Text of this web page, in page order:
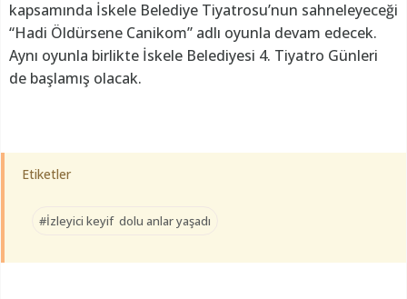
kapsamında İskele Belediye Tiyatrosu’nun sahneleyeceği
“Hadi Öldürsene Canikom” adlı oyunla devam edecek.
Aynı oyunla birlikte İskele Belediyesi 4. Tiyatro Günleri
de başlamış olacak.
Etiketler
#İzleyici keyif dolu anlar yaşadı